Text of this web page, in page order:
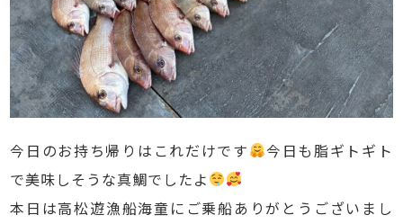
今日のお持ち帰りはこれだけです
今日も脂ギトギト
で美味しそうな真鯛でしたよ
本日は高松遊漁船海童にご乗船ありがとうございまし